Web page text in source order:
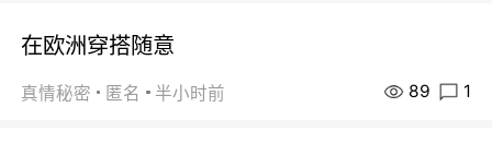
在欧洲穿搭随意
真情秘密 匿名 半小时前 89 1